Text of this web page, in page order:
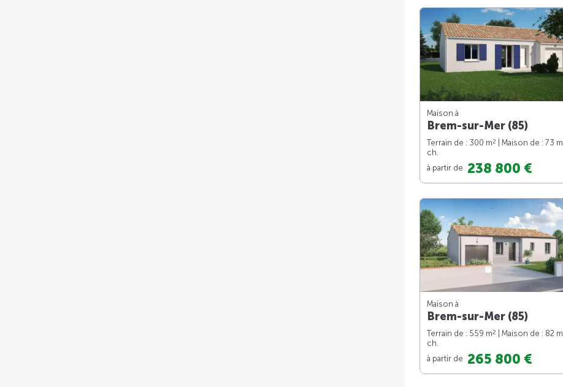
Maison à
Brem-sur-Mer (85)
Terrain de : 300 m2 | Maison de : 73 m
ch.
à partir de 238 800 €
Maison à
Brem-sur-Mer (85)
Terrain de : 559 m2 | Maison de : 82 m
ch.
à partir de 265 800 €